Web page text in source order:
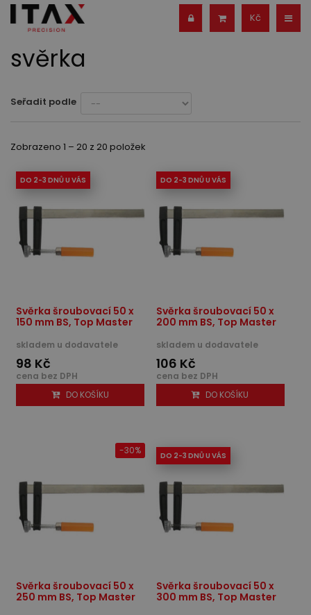
Kč
svěrka
Seřadit podle
Zobrazeno 1 – 20 z 20 položek
DO 2-3 DNŮ U VÁS
Svěrka šroubovací 50 x
150 mm BS, Top Master
skladem u dodavatele
98 Kč
cena bez DPH
DO KOŠÍKU
DO 2-3 DNŮ U VÁS
Svěrka šroubovací 50 x
200 mm BS, Top Master
skladem u dodavatele
106 Kč
cena bez DPH
DO KOŠÍKU
Svěrka šroubovací 50 x
250 mm BS, Top Master
-30% DO 2-3 DNŮ U VÁS
Svěrka šroubovací 50 x
300 mm BS, Top Master